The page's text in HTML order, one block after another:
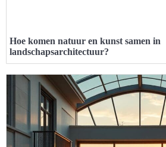
Hoe komen natuur en kunst samen in
landschapsarchitectuur?